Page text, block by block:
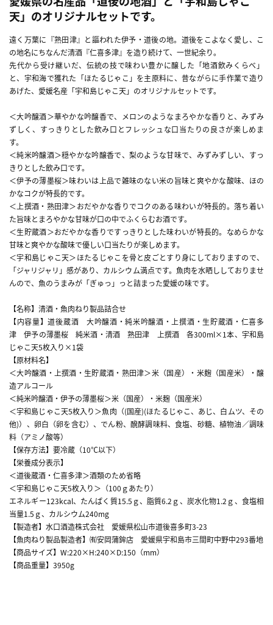
天」のオリジナルセットです。
遠く万葉に『熟田津』と謳われた伊予・道後の地。道後をこよなく愛し、こ
の地名にちなんだ清酒『仁喜多津』を造り続けて、一世紀余り。
先代から受け継いだ、伝統の技で味わい豊かに醸した「地酒飲みくらべ」
と、宇和海で獲れた「ほたるじゃこ」を主原料に、昔ながらに手作業で造り
あげた、愛媛名産「宇和島じゃこ天」のオリジナルセットです。
＜大吟醸酒＞華やかな吟醸香で、メロンのようなまろやかな香りと、みずみ
ずしく、すっきりとした飲み口とフレッシュな口当たりの良さが楽しめま
す。
＜純米吟醸酒＞穏やかな吟醸香で、梨のような甘味で、みずみずしい、すっ
きりとした飲み口です。
＜伊予の薄墨桜＞味わいは上品で雑味のない米の旨味と爽やかな酸味、ほの
かなコクが特長的です。
＜上撰酒・熟田津＞おだやかな香りでコクのある味わいが特長的。落ち着い
た旨味とまろやかな甘味が口の中でふくらむお酒です。
＜生貯蔵酒＞おだやかな香りですっきりとした味わいが特長的。なめらかな
甘味と爽やかな酸味で優しい口当たりが楽しめます。
＜宇和島じゃこ天＞ほたるじゃこを骨と皮ごとすり身にしておりますので、
「ジャリジャリ」感があり、カルシウム満点です。魚肉を水晒ししておりませ
んので、魚のうまみが「ぎゅっ」っと詰まった愛媛の味です。
【名称】清酒・魚肉ねり製品詰合せ
【内容量】道後蔵酒 大吟醸酒・純米吟醸酒・上撰酒・生貯蔵酒・仁喜多
津 伊予の薄墨桜 純米酒・清酒 熟田津 上撰酒 各300ml×1本、宇和島
じゃこ天5枚入り×1袋
【原材料名】
＜大吟醸酒・上撰酒・生貯蔵酒・熟田津＞米（国産）・米麹（国産米）・醸
造アルコール
＜純米吟醸酒・伊予の薄墨桜＞米（国産）・米麹（国産米）
＜宇和島じゃこ天5枚入り＞魚肉（(国産)(ほたるじゃこ、あじ、白ムツ、その
他)）、卵白（卵を含む）、でん粉、醗酵調味料、食塩、砂糖、植物油／調味
料（アミノ酸等）
【保存方法】要冷蔵（10℃以下）
【栄養成分表示】
＜道後蔵酒・仁喜多津＞酒類のため省略
＜宇和島じゃこ天5枚入り＞（100ｇあたり）
エネルギー123kcal、たんぱく質15.5ｇ、脂質6.2ｇ、炭水化物1.2ｇ、食塩相
当量1.5ｇ、カルシウム240mg
【製造者】水口酒造株式会社 愛媛県松山市道後喜多町3-23
【魚肉ねり製品製造者】㈲安岡蒲鉾店 愛媛県宇和島市三間町中野中293番地
【商品サイズ】W:220×H:240×D:150（mm）
【商品重量】3950g